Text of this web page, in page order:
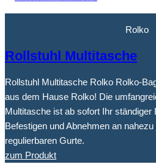
Rolko
Rollstuhl Multitasche
Rollstuhl Multitasche Rolko Rolko-
aus dem Hause Rolko! Die
Multitasche ist ab sofort Ihr ständiger
Befestigen und Abnehmen an
regulierbaren Gurte.
zum Produkt